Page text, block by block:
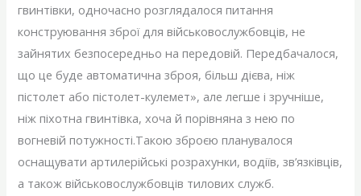
гвинтівки, одночасно розглядалося питання
конструювання зброї для військовослужбовців, не
зайнятих безпосередньо на передовій. Передбачалося,
що це буде автоматична зброя, більш дієва, ніж
пістолет або пістолет-кулемет», але легше і зручніше,
ніж піхотна гвинтівка, хоча й порівняна з нею по
вогневій потужності.Такою зброєю планувалося
оснащувати артилерійські розрахунки, водіїв, зв’язківців,
а також військовослужбовців тилових служб.